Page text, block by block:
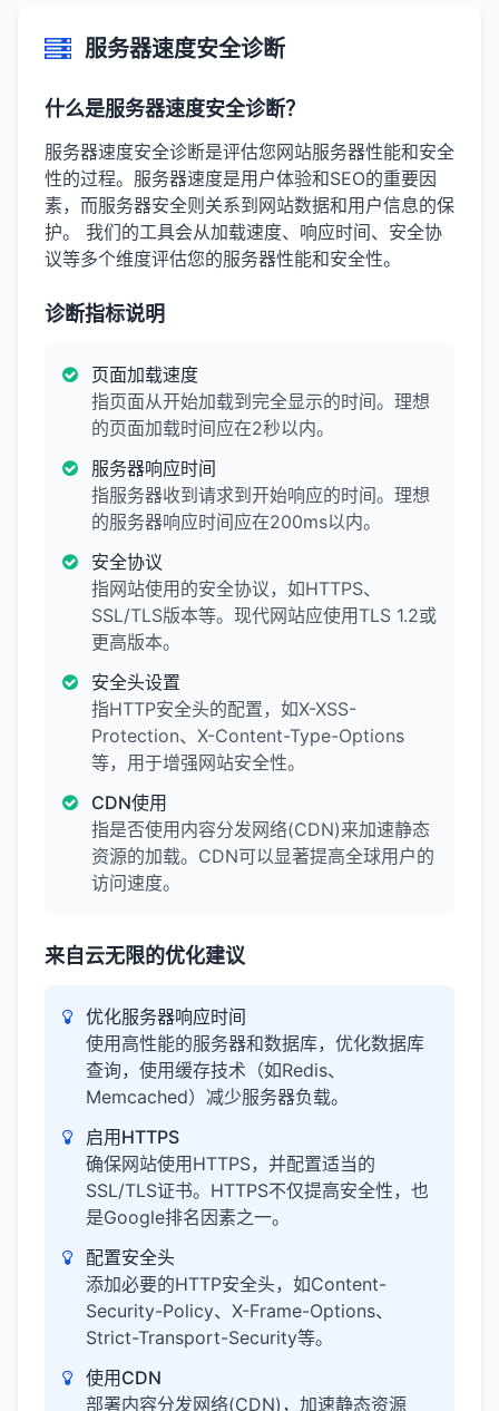
服务器速度安全诊断
什么是服务器速度安全诊断？
服务器速度安全诊断是评估您网站服务器性能和安全
性的过程。服务器速度是用户体验和SEO的重要因
素，而服务器安全则关系到网站数据和用户信息的保
护。 我们的工具会从加载速度、响应时间、安全协
议等多个维度评估您的服务器性能和安全性。
诊断指标说明
页面加载速度
指页面从开始加载到完全显示的时间。理想
的页面加载时间应在2秒以内。
服务器响应时间
指服务器收到请求到开始响应的时间。理想
的服务器响应时间应在200ms以内。
安全协议
指网站使用的安全协议，如HTTPS、
SSL/TLS版本等。现代网站应使用TLS 1.2或
更高版本。
安全头设置
指HTTP安全头的配置，如X-XSS-
Protection、X-Content-Type-Options
等，用于增强网站安全性。
CDN使用
指是否使用内容分发网络(CDN)来加速静态
资源的加载。CDN可以显著提高全球用户的
访问速度。
来自云无限的优化建议
优化服务器响应时间
使用高性能的服务器和数据库，优化数据库
查询，使用缓存技术（如Redis、
Memcached）减少服务器负载。
启用HTTPS
确保网站使用HTTPS，并配置适当的
SSL/TLS证书。HTTPS不仅提高安全性，也
是Google排名因素之一。
配置安全头
添加必要的HTTP安全头，如Content-
Security-Policy、X-Frame-Options、
Strict-Transport-Security等。
使用CDN
部署内容分发网络(CDN)，加速静态资源